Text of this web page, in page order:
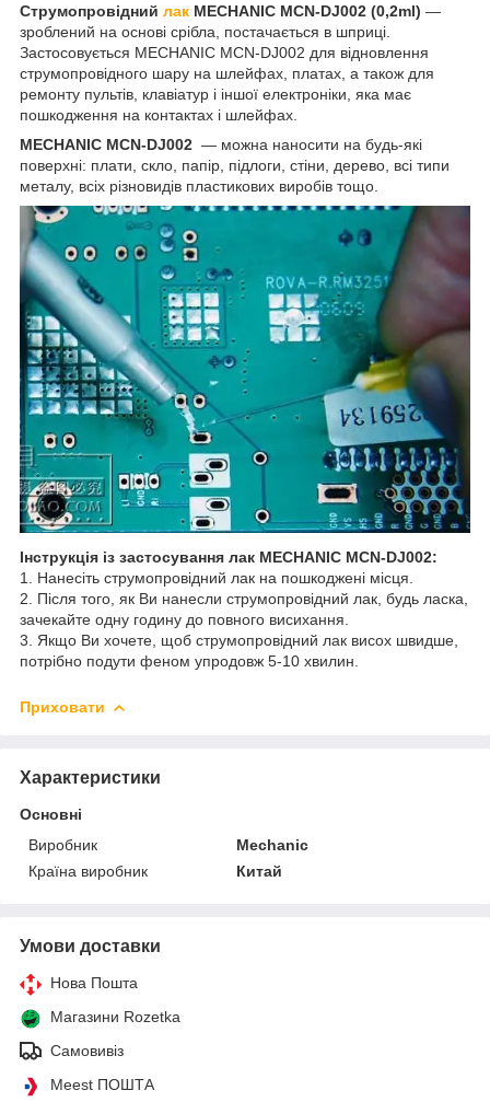
Струмопровідний лак MECHANIC MCN-DJ002 (0,2ml) —
зроблений на основі срібла, постачається в шприці.
Застосовується MECHANIC MCN-DJ002 для відновлення
струмопровідного шару на шлейфах, платах, а також для
ремонту пультів, клавіатур і іншої електроніки, яка має
пошкодження на контактах і шлейфах.
MECHANIC MCN-DJ002 — можна наносити на будь-які
поверхні: плати, скло, папір, підлоги, стіни, дерево, всі типи
металу, всіх різновидів пластикових виробів тощо.
Інструкція із застосування лак MECHANIC MCN-DJ002:
1. Нанесіть струмопровідний лак на пошкоджені місця.
2. Після того, як Ви нанесли струмопровідний лак, будь ласка,
зачекайте одну годину до повного висихання.
3. Якщо Ви хочете, щоб струмопровідний лак висох швидше,
потрібно подути феном упродовж 5-10 хвилин.
Приховати
Характеристики
Основні
Виробник
Mechanic
Країна виробник
Китай
Умови доставки
Нова Пошта
Магазини Rozetka
Самовивіз
Meest ПОШТА